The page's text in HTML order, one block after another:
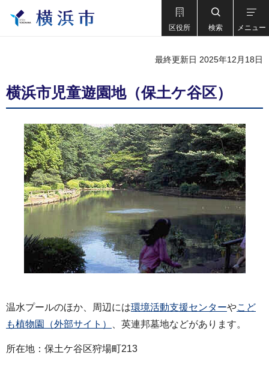
区役所 検索 メニュー
最終更新日 2025年12月18日
横浜市児童遊園地（保土ケ谷区）
温水プールのほか、周辺には環境活動支援センターやこど
も植物園（外部サイト）
、英連邦墓地などがあります。
所在地：保土ケ谷区狩場町213